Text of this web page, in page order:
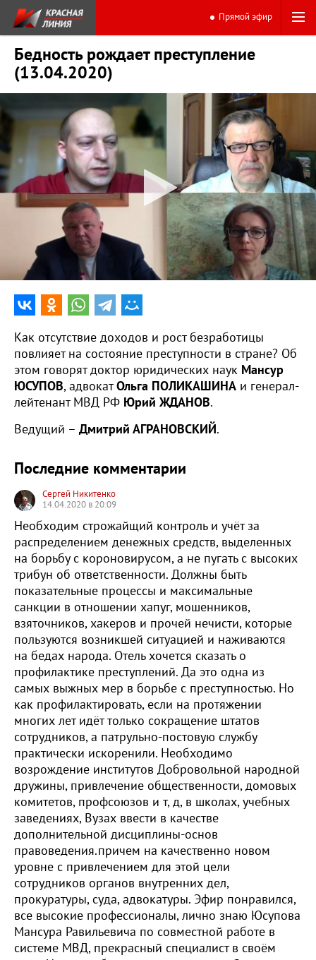
Прямой эфир
Бедность рождает преступление
(13.04.2020)
0:00 50:06
Как отсутствие доходов и рост безработицы
повлияет на состояние преступности в стране? Об
этом говорят доктор юридических наук Мансур
ЮСУПОВ, адвокатОльга ПОЛИКАШИНА и генерал-
лейтенант МВД РФ Юрий ЖДАНОВ.
Ведущий – Дмитрий АГРАНОВСКИЙ.
Последние комментарии
Сергей Никитенко
14.04.2020 в 20:09
Необходим строжайщий контроль и учёт за
распределением денежных средств, выделенных
на борьбу с короновирусом, а не пугать с высоких
трибун об ответственности. Должны быть
показательные процессы и максимальные
санкции в отношении хапуг, мошенников,
взяточников, хакеров и прочей нечисти, которые
пользуются возникшей ситуацией и наживаются
на бедах народа. Отель хочется сказать о
профилактике преступлений. Да это одна из
самых выжных мер в борьбе с преступностью. Но
как профилактировать, если на протяжении
многих лет идёт только сокращение штатов
сотрудников, а патрульно-постовую службу
практически искоренили. Необходимо
возрождение институтов Добровольной народной
дружины, привлечение общественности, домовых
комитетов, профсоюзов и т, д, в школах, учебных
заведениях, Вузах ввести в качестве
дополнительной дисциплины-основ
правоведения.причем на качественно новом
уровне с привлечением для этой цели
сотрудников органов внутренних дел,
прокуратуры, суда, адвокатуры. Эфир понравился,
все высокие профессионалы, лично знаю Юсупова
Мансура Равильевича по совместной работе в
системе МВД, прекрасный специалист в своём